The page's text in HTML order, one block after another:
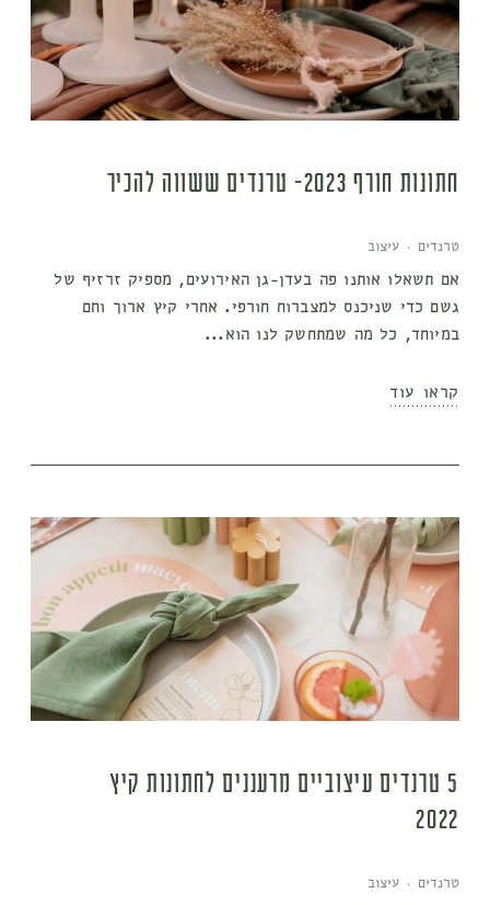
חתונות חורף 2023- טרנדים ששווה להכיר
טרנדים · עיצוב
אם תשאלו אותנו פה בעדן-גן האירועים, מספיק זרזיף של
גשם כדי שניכנס למצברוח חורפי. אחרי קיץ ארוך וחם
במיוחד, כל מה שמתחשק לנו הוא...
קראו עוד
5 טרנדים עיצוביים מרעננים לחתונות קיץ
2022
טרנדים · עיצוב